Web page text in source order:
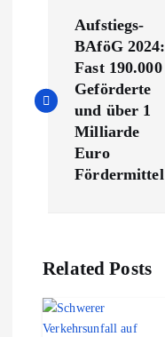
i
g
s
Aufstiegs-
BAföG 2024:
Fast 190.000
Geförderte
und über 1
Milliarde
Euro
Fördermittel
Related Posts